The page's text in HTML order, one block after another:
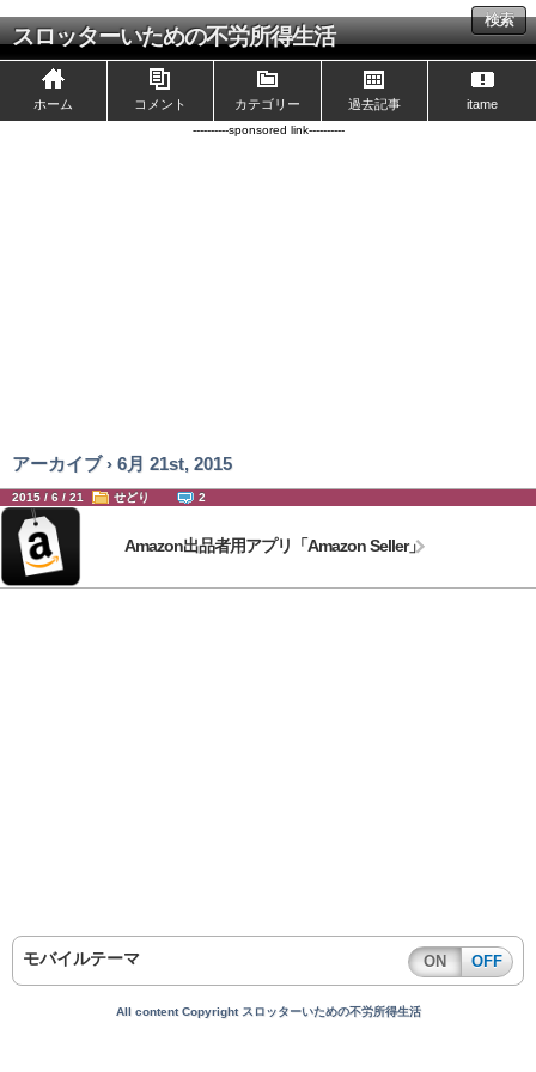
スロッターいための不労所得生活
検索
ホーム コメント カテゴリー 過去記事 itame
----------sponsored link----------
アーカイブ › 6月 21st, 2015
2015 / 6 / 21 せどり 2
Amazon出品者用アプリ「Amazon Seller」
モバイルテーマ ON OFF
All content Copyright スロッターいための不労所得生活